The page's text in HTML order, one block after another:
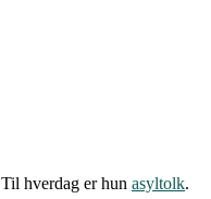
hverdag er hun asyltolk.